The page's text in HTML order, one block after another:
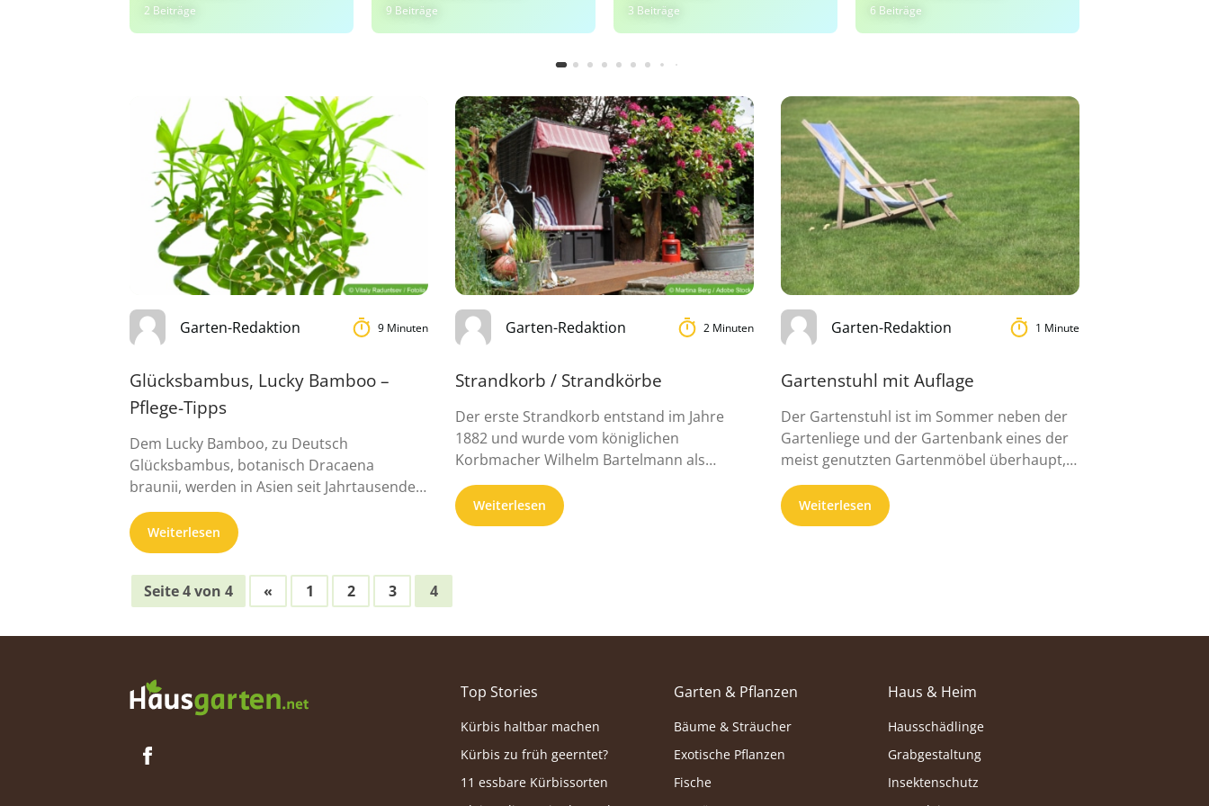
2 Beiträge 9 Beiträge 3 Beiträge 6 Beiträge
Garten-Redaktion 9 Minuten
Glücksbambus, Lucky Bamboo –
Pflege-Tipps
Dem Lucky Bamboo, zu Deutsch
Glücksbambus, botanisch Dracaena
braunii, werden in Asien seit Jahrtausenden
Wunderkräfte zugeschrieben. Gesundheit,
Reichtum, ...
Weiterlesen
Garten-Redaktion 2 Minuten
Strandkorb / Strandkörbe
Der erste Strandkorb entstand im Jahre
1882 und wurde vom königlichen
Korbmacher Wilhelm Bartelmann als
Strandstuhl für die edle ...
Weiterlesen
Garten-Redaktion 1 Minute
Gartenstuhl mit Auflage
Der Gartenstuhl ist im Sommer neben der
Gartenliege und der Gartenbank eines der
meist genutzten Gartenmöbel überhaupt,
ob ...
Weiterlesen
Seite 4 von 4 « 1 2 3 4
Top Stories
Kürbis haltbar machen
Kürbis zu früh geerntet?
11 essbare Kürbissorten
Garten & Pflanzen
Bäume & Sträucher
Exotische Pflanzen
Fische
Haus & Heim
Hausschädlinge
Grabgestaltung
Insektenschutz